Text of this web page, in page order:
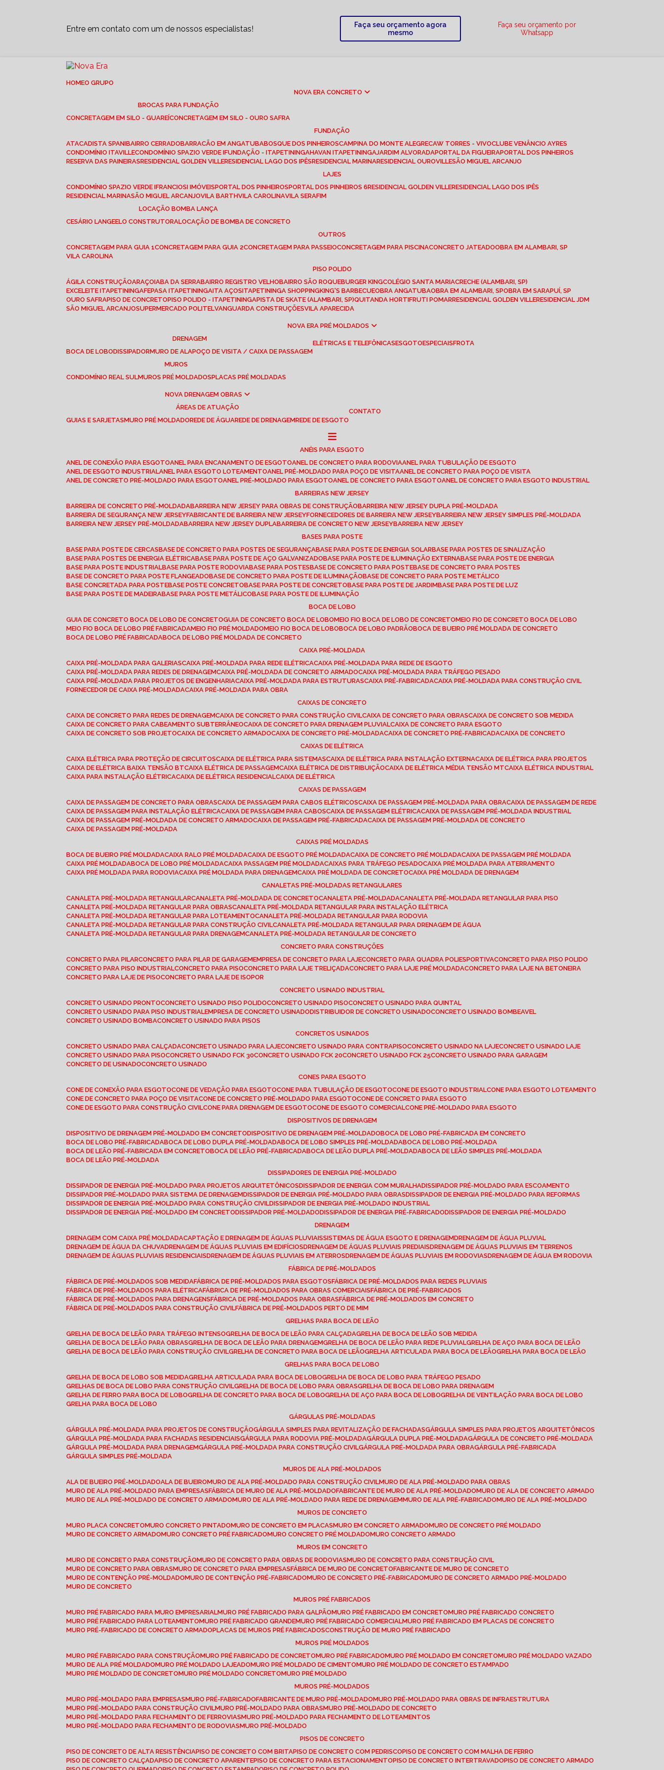
Entre em contato com um de nossos especialistas!
Faça seu orçamento agora
mesmo
Faça seu orçamento por
Whatsapp
HOME
O GRUPO
NOVA ERA CONCRETO
BROCAS PARA FUNDAÇÃO
CONCRETAGEM EM SILO - GUAREÍ CONCRETAGEM EM SILO - OURO SAFRA
FUNDAÇÃO
ATACADISTA SPANI BAIRRO CERRADO BARRACÃO EM ANGATUBA BOSQUE DOS PINHEIROS CAMPINA DO MONTE ALEGRE CAW TORRES - VIVO CLUBE VENÂNCIO AYRES
CONDOMÍNIO ITAVILLE CONDOMÍNIO SPAZIO VERDE I FUNDAÇÃO - ITAPETININGA HAVAN ITAPETININGA JARDIM ALVORADA PORTAL DA FIGUEIRA PORTAL DOS PINHEIROS
RESERVA DAS PAINEIRAS RESIDENCIAL GOLDEN VILLE RESIDENCIAL LAGO DOS IPÊS RESIDENCIAL MARINA RESIDENCIAL OUROVILLE SÃO MIGUEL ARCANJO
LAJES
CONDOMÍNIO SPAZIO VERDE I FRANCIOSI IMÓVEIS PORTAL DOS PINHEIROS PORTAL DOS PINHEIROS 6 RESIDENCIAL GOLDEN VILLE RESIDENCIAL LAGO DOS IPÊS
RESIDENCIAL MARINA SÃO MIGUEL ARCANJO VILA BARTH VILA CAROLINA VILA SERAFIM
LOCAÇÃO BOMBA LANÇA
CESÁRIO LANGE ELO CONSTRUTORA LOCAÇÃO DE BOMBA DE CONCRETO
OUTROS
CONCRETAGEM PARA GUIA 1 CONCRETAGEM PARA GUIA 2 CONCRETAGEM PARA PASSEIO CONCRETAGEM PARA PISCINA CONCRETO JATEADO
OBRA EM ALAMBARI, SP
VILA CAROLINA
PISO POLIDO
ÁGILA CONSTRUÇÃO ARAÇOIABA DA SERRA BAIRRO REGISTRO VELHO BAIRRO SÃO ROQUE BURGER KING COLÉGIO SANTA MARIA CRECHE (ALAMBARI, SP)
EXCELEITE ITAPETININGA FEPASA ITAPETININGA ITA AÇOS ITAPETININGA SHOPPING KING'S BARBECUE OBRA ANGATUBA OBRA EM ALAMBARI, SP
OBRA EM SARAPUÍ, SP
OURO SAFRA PISO DE CONCRETO PISO POLIDO - ITAPETININGA PISTA DE SKATE (ALAMBARI, SP) QUITANDA HORTIFRUTI POMAR RESIDENCIAL GOLDEN VILLE RESIDENCIAL JDM
SÃO MIGUEL ARCANJO SUPERMERCADO POLITEL VANGUARDA CONSTRUÇÕES VILA APARECIDA
NOVA ERA PRÉ MOLDADOS
DRENAGEM
BOCA DE LOBO DISSIPADOR MURO DE ALA POÇO DE VISITA / CAIXA DE PASSAGEM
ELÉTRICAS E TELEFÔNICAS ESGOTO ESPECIAIS FROTA
MUROS
CONDOMÍNIO REAL SUL
MUROS PRÉ MOLDADOS PLACAS PRÉ MOLDADAS
NOVA DRENAGEM OBRAS
ÁREAS DE ATUAÇÃO
GUIAS E SARJETAS
MURO PRÉ MOLDADO REDE DE ÁGUA REDE DE DRENAGEM REDE DE ESGOTO
CONTATO
ANÉIS PARA ESGOTO
ANEL DE CONEXÃO PARA ESGOTO ANEL PARA ENCANAMENTO DE ESGOTO ANEL DE CONCRETO PARA RODOVIA ANEL PARA TUBULAÇÃO DE ESGOTO
ANEL DE ESGOTO INDUSTRIAL ANEL PARA ESGOTO LOTEAMENTO ANEL PRÉ-MOLDADO PARA POÇO DE VISITA ANEL DE CONCRETO PARA POÇO DE VISITA
ANEL DE CONCRETO PRÉ-MOLDADO PARA ESGOTO ANEL PRÉ-MOLDADO PARA ESGOTO ANEL DE CONCRETO PARA ESGOTO ANEL DE CONCRETO PARA ESGOTO INDUSTRIAL
BARREIRAS NEW JERSEY
BARREIRA DE CONCRETO PRÉ-MOLDADA BARREIRA NEW JERSEY PARA OBRAS DE CONSTRUÇÃO BARREIRA NEW JERSEY DUPLA PRÉ-MOLDADA
BARREIRA DE SEGURANÇA NEW JERSEY FABRICANTE DE BARREIRA NEW JERSEY FORNECEDORES DE BARREIRA NEW JERSEY BARREIRA NEW JERSEY SIMPLES PRÉ-MOLDADA
BARREIRA NEW JERSEY PRÉ-MOLDADA BARREIRA NEW JERSEY DUPLA BARREIRA DE CONCRETO NEW JERSEY BARREIRA NEW JERSEY
BASES PARA POSTE
BASE PARA POSTE DE CERCAS BASE DE CONCRETO PARA POSTES DE SEGURANÇA BASE PARA POSTE DE ENERGIA SOLAR BASE PARA POSTES DE SINALIZAÇÃO
BASE PARA POSTES DE ENERGIA ELÉTRICA BASE PARA POSTE DE AÇO GALVANIZADO BASE PARA POSTE DE ILUMINAÇÃO EXTERNA BASE PARA POSTE DE ENERGIA
BASE PARA POSTE INDUSTRIAL BASE PARA POSTE RODOVIA BASE PARA POSTES BASE DE CONCRETO PARA POSTE BASE DE CONCRETO PARA POSTES
BASE DE CONCRETO PARA POSTE FLANGEADO BASE DE CONCRETO PARA POSTE DE ILUMINAÇÃO BASE DE CONCRETO PARA POSTE METÁLICO
BASE CONCRETADA PARA POSTE BASE POSTE CONCRETO BASE PARA POSTE DE CONCRETO BASE PARA POSTE DE JARDIM BASE PARA POSTE DE LUZ
BASE PARA POSTE DE MADEIRA BASE PARA POSTE METÁLICO BASE PARA POSTE DE ILUMINAÇÃO
BOCA DE LOBO
GUIA DE CONCRETO BOCA DE LOBO DE CONCRETO
GUIA DE CONCRETO BOCA DE LOBO MEIO FIO BOCA DE LOBO DE CONCRETO
MEIO FIO DE CONCRETO BOCA DE LOBO
MEIO FIO BOCA DE LOBO PRÉ FABRICADA
MEIO FIO PRÉ MOLDADO MEIO FIO BOCA DE LOBO BOCA DE LOBO PADRÃO BOCA DE BUEIRO PRÉ MOLDADA DE CONCRETO
BOCA DE LOBO PRÉ FABRICADA BOCA DE LOBO PRÉ MOLDADA DE CONCRETO
CAIXA PRÉ-MOLDADA
CAIXA PRÉ-MOLDADA PARA GALERIAS CAIXA PRÉ-MOLDADA PARA REDE ELÉTRICA CAIXA PRÉ-MOLDADA PARA REDE DE ESGOTO
CAIXA PRÉ-MOLDADA PARA REDES DE DRENAGEM CAIXA PRÉ-MOLDADA DE CONCRETO ARMADO CAIXA PRÉ-MOLDADA PARA TRÁFEGO PESADO
CAIXA PRÉ-MOLDADA PARA PROJETOS DE ENGENHARIA CAIXA PRÉ-MOLDADA PARA ESTRUTURAS CAIXA PRÉ-FABRICADA CAIXA PRÉ-MOLDADA PARA CONSTRUÇÃO CIVIL
FORNECEDOR DE CAIXA PRÉ-MOLDADA CAIXA PRÉ-MOLDADA PARA OBRA
CAIXAS DE CONCRETO
CAIXA DE CONCRETO PARA REDES DE DRENAGEM CAIXA DE CONCRETO PARA CONSTRUÇÃO CIVIL CAIXA DE CONCRETO PARA OBRAS CAIXA DE CONCRETO SOB MEDIDA
CAIXA DE CONCRETO PARA CABEAMENTO SUBTERRÂNEO CAIXA DE CONCRETO PARA DRENAGEM PLUVIAL CAIXA DE CONCRETO PARA ESGOTO
CAIXA DE CONCRETO SOB PROJETO CAIXA DE CONCRETO ARMADO CAIXA DE CONCRETO PRÉ-MOLDADA CAIXA DE CONCRETO PRÉ-FABRICADA CAIXA DE CONCRETO
CAIXAS DE ELÉTRICA
CAIXA ELÉTRICA PARA PROTEÇÃO DE CIRCUITOS CAIXA DE ELÉTRICA PARA SISTEMAS CAIXA DE ELÉTRICA PARA INSTALAÇÃO EXTERNA CAIXA DE ELÉTRICA PARA PROJETOS
CAIXA DE ELÉTRICA BAIXA TENSÃO BT CAIXA ELÉTRICA DE PASSAGEM CAIXA ELÉTRICA DE DISTRIBUIÇÃO CAIXA DE ELÉTRICA MÉDIA TENSÃO MT CAIXA ELÉTRICA INDUSTRIAL
CAIXA PARA INSTALAÇÃO ELÉTRICA CAIXA DE ELÉTRICA RESIDENCIAL CAIXA DE ELÉTRICA
CAIXAS DE PASSAGEM
CAIXA DE PASSAGEM DE CONCRETO PARA OBRAS CAIXA DE PASSAGEM PARA CABOS ELÉTRICOS CAIXA DE PASSAGEM PRÉ-MOLDADA PARA OBRA CAIXA DE PASSAGEM DE REDE
CAIXA DE PASSAGEM PARA INSTALAÇÃO ELÉTRICA CAIXA DE PASSAGEM PARA CABOS CAIXA DE PASSAGEM ELÉTRICA CAIXA DE PASSAGEM PRÉ-MOLDADA INDUSTRIAL
CAIXA DE PASSAGEM PRÉ-MOLDADA DE CONCRETO ARMADO CAIXA DE PASSAGEM PRÉ-FABRICADA CAIXA DE PASSAGEM PRÉ-MOLDADA DE CONCRETO
CAIXA DE PASSAGEM PRÉ-MOLDADA
CAIXAS PRÉ MOLDADAS
BOCA DE BUEIRO PRÉ MOLDADA CAIXA RALO PRÉ MOLDADA CAIXA DE ESGOTO PRÉ MOLDADA CAIXA DE CONCRETO PRÉ MOLDADA CAIXA DE PASSAGEM PRÉ MOLDADA
CAIXA PRÉ MOLDADA BOCA DE LOBO PRÉ MOLDADA CAIXA PASSAGEM PRÉ MOLDADA CAIXAS PARA TRÁFEGO PESADO CAIXA PRÉ MOLDADA PARA ATERRAMENTO
CAIXA PRÉ MOLDADA PARA RODOVIA CAIXA PRÉ MOLDADA PARA DRENAGEM CAIXA PRÉ MOLDADA DE CONCRETO CAIXA PRÉ MOLDADA DE DRENAGEM
CANALETAS PRÉ-MOLDADAS RETANGULARES
CANALETA PRÉ-MOLDADA RETANGULAR CANALETA PRÉ-MOLDADA DE CONCRETO CANALETA PRÉ-MOLDADA CANALETA PRÉ-MOLDADA RETANGULAR PARA PISO
CANALETA PRÉ-MOLDADA RETANGULAR PARA OBRAS CANALETA PRÉ-MOLDADA RETANGULAR PARA INSTALAÇÃO ELÉTRICA
CANALETA PRÉ-MOLDADA RETANGULAR PARA LOTEAMENTO CANALETA PRÉ-MOLDADA RETANGULAR PARA RODOVIA
CANALETA PRÉ-MOLDADA RETANGULAR PARA CONSTRUÇÃO CIVIL CANALETA PRÉ-MOLDADA RETANGULAR PARA DRENAGEM DE ÁGUA
CANALETA PRÉ-MOLDADA RETANGULAR PARA DRENAGEM CANALETA PRÉ-MOLDADA RETANGULAR DE CONCRETO
CONCRETO PARA CONSTRUÇÕES
CONCRETO PARA PILAR CONCRETO PARA PILAR DE GARAGEM EMPRESA DE CONCRETO PARA LAJE CONCRETO PARA QUADRA POLIESPORTIVA CONCRETO PARA PISO POLIDO
CONCRETO PARA PISO INDUSTRIAL CONCRETO PARA PISO CONCRETO PARA LAJE TRELIÇADA CONCRETO PARA LAJE PRÉ MOLDADA CONCRETO PARA LAJE NA BETONEIRA
CONCRETO PARA LAJE DE PISO CONCRETO PARA LAJE DE ISOPOR
CONCRETO USINADO INDUSTRIAL
CONCRETO USINADO PRONTO CONCRETO USINADO PISO POLIDO CONCRETO USINADO PISO CONCRETO USINADO PARA QUINTAL
CONCRETO USINADO PARA PISO INDUSTRIAL EMPRESA DE CONCRETO USINADO DISTRIBUIDOR DE CONCRETO USINADO CONCRETO USINADO BOMBEAVEL
CONCRETO USINADO BOMBA CONCRETO USINADO PARA PISOS
CONCRETOS USINADOS
CONCRETO USINADO PARA CALÇADA CONCRETO USINADO PARA LAJE CONCRETO USINADO PARA CONTRAPISO CONCRETO USINADO NA LAJE CONCRETO USINADO LAJE
CONCRETO USINADO PARA PISO CONCRETO USINADO FCK 30 CONCRETO USINADO FCK 20 CONCRETO USINADO FCK 25 CONCRETO USINADO PARA GARAGEM
CONCRETO DE USINADO CONCRETO USINADO
CONES PARA ESGOTO
CONE DE CONEXÃO PARA ESGOTO CONE DE VEDAÇÃO PARA ESGOTO CONE PARA TUBULAÇÃO DE ESGOTO CONE DE ESGOTO INDUSTRIAL CONE PARA ESGOTO LOTEAMENTO
CONE DE CONCRETO PARA POÇO DE VISITA CONE DE CONCRETO PRÉ-MOLDADO PARA ESGOTO CONE DE CONCRETO PARA ESGOTO
CONE DE ESGOTO PARA CONSTRUÇÃO CIVIL CONE PARA DRENAGEM DE ESGOTO CONE DE ESGOTO COMERCIAL CONE PRÉ-MOLDADO PARA ESGOTO
DISPOSITIVOS DE DRENAGEM
DISPOSITIVO DE DRENAGEM PRÉ-MOLDADO EM CONCRETO DISPOSITIVO DE DRENAGEM PRÉ-MOLDADO BOCA DE LOBO PRÉ-FABRICADA EM CONCRETO
BOCA DE LOBO PRÉ-FABRICADA BOCA DE LOBO DUPLA PRÉ-MOLDADA BOCA DE LOBO SIMPLES PRÉ-MOLDADA BOCA DE LOBO PRÉ-MOLDADA
BOCA DE LEÃO PRÉ-FABRICADA EM CONCRETO BOCA DE LEÃO PRÉ-FABRICADA BOCA DE LEÃO DUPLA PRÉ-MOLDADA BOCA DE LEÃO SIMPLES PRÉ-MOLDADA
BOCA DE LEÃO PRÉ-MOLDADA
DISSIPADORES DE ENERGIA PRÉ-MOLDADO
DISSIPADOR DE ENERGIA PRÉ-MOLDADO PARA PROJETOS ARQUITETÔNICOS DISSIPADOR DE ENERGIA COM MURALHA DISSIPADOR PRÉ-MOLDADO PARA ESCOAMENTO
DISSIPADOR PRÉ-MOLDADO PARA SISTEMA DE DRENAGEM DISSIPADOR DE ENERGIA PRÉ-MOLDADO PARA OBRAS DISSIPADOR DE ENERGIA PRÉ-MOLDADO PARA REFORMAS
DISSIPADOR DE ENERGIA PRÉ-MOLDADO PARA CONSTRUÇÃO CIVIL DISSIPADOR DE ENERGIA PRÉ-MOLDADO INDUSTRIAL
DISSIPADOR DE ENERGIA PRÉ-MOLDADO EM CONCRETO DISSIPADOR PRÉ-MOLDADO DISSIPADOR DE ENERGIA PRÉ-FABRICADO DISSIPADOR DE ENERGIA PRÉ-MOLDADO
DRENAGEM
DRENAGEM COM CAIXA PRÉ MOLDADA CAPTAÇÃO E DRENAGEM DE ÁGUAS PLUVIAIS SISTEMAS DE ÁGUA ESGOTO E DRENAGEM DRENAGEM DE ÁGUA PLUVIAL
DRENAGEM DE ÁGUA DA CHUVA DRENAGEM DE ÁGUAS PLUVIAIS EM EDIFÍCIOS DRENAGEM DE ÁGUAS PLUVIAIS PREDIAIS DRENAGEM DE ÁGUAS PLUVIAIS EM TERRENOS
DRENAGEM DE ÁGUAS PLUVIAIS RESIDENCIAIS DRENAGEM DE ÁGUAS PLUVIAIS EM ATERROS DRENAGEM DE ÁGUAS PLUVIAIS EM RODOVIAS DRENAGEM DE ÁGUA EM RODOVIA
FÁBRICA DE PRÉ-MOLDADOS
FÁBRICA DE PRÉ-MOLDADOS SOB MEDIDA FÁBRICA DE PRÉ-MOLDADOS PARA ESGOTOS FÁBRICA DE PRÉ-MOLDADOS PARA REDES PLUVIAIS
FÁBRICA DE PRÉ-MOLDADOS PARA ELÉTRICA FÁBRICA DE PRÉ-MOLDADOS PARA OBRAS COMERCIAIS FÁBRICA DE PRÉ-FABRICADOS
FÁBRICA DE PRÉ-MOLDADOS PARA DRENAGENS FÁBRICA DE PRÉ-MOLDADOS PARA OBRAS FÁBRICA DE PRÉ-MOLDADOS EM CONCRETO
FÁBRICA DE PRÉ-MOLDADOS PARA CONSTRUÇÃO CIVIL FÁBRICA DE PRÉ-MOLDADOS PERTO DE MIM
GRELHAS PARA BOCA DE LEÃO
GRELHA DE BOCA DE LEÃO PARA TRÁFEGO INTENSO
GRELHA DE BOCA DE LEÃO PARA CALÇADA
GRELHA DE BOCA DE LEÃO SOB MEDIDA
GRELHA DE BOCA DE LEÃO PARA OBRAS
GRELHA DE BOCA DE LEÃO PARA DRENAGEM GRELHA DE BOCA DE LEÃO PARA REDE PLUVIAL
GRELHA DE AÇO PARA BOCA DE LEÃO
GRELHA DE BOCA DE LEÃO PARA CONSTRUÇÃO CIVIL
GRELHA DE CONCRETO PARA BOCA DE LEÃO GRELHA ARTICULADA PARA BOCA DE LEÃO
GRELHA PARA BOCA DE LEÃO
GRELHAS PARA BOCA DE LOBO
GRELHA DE BOCA DE LOBO SOB MEDIDA
GRELHA ARTICULADA PARA BOCA DE LOBO
GRELHA DE BOCA DE LOBO PARA TRÁFEGO PESADO
GRELHAS DE BOCA DE LOBO PARA CONSTRUÇÃO CIVIL
GRELHA DE BOCA DE LOBO PARA OBRAS
GRELHA DE BOCA DE LOBO PARA DRENAGEM
GRELHA DE FERRO PARA BOCA DE LOBO
GRELHA DE CONCRETO PARA BOCA DE LOBO GRELHA DE AÇO PARA BOCA DE LOBO
GRELHA DE VENTILAÇÃO PARA BOCA DE LOBO
GRELHA PARA BOCA DE LOBO
GÁRGULAS PRÉ-MOLDADAS
GÁRGULA PRÉ-MOLDADA PARA PROJETOS DE CONSTRUÇÃO
GÁRGULA SIMPLES PARA REVITALIZAÇÃO DE FACHADAS
GÁRGULA SIMPLES PARA PROJETOS ARQUITETÔNICOS
GÁRGULA PRÉ-MOLDADA PARA FACHADAS RESIDENCIAIS
GÁRGULA PARA RODOVIA PRÉ-MOLDADA GÁRGULA DUPLA PRÉ-MOLDADA
GÁRGULA DE CONCRETO PRÉ-MOLDADA
GÁRGULA PRÉ-MOLDADA PARA DRENAGEM
GÁRGULA PRÉ-MOLDADA PARA CONSTRUÇÃO CIVIL GÁRGULA PRÉ-MOLDADA PARA OBRA
GÁRGULA PRÉ-FABRICADA
GÁRGULA SIMPLES PRÉ-MOLDADA
MUROS DE ALA PRÉ-MOLDADOS
ALA DE BUEIRO PRÉ-MOLDADO ALA DE BUEIRO MURO DE ALA PRÉ-MOLDADO PARA CONSTRUÇÃO CIVIL
MURO DE ALA PRÉ-MOLDADO PARA OBRAS
MURO DE ALA PRÉ-MOLDADO PARA EMPRESAS FÁBRICA DE MURO DE ALA PRÉ-MOLDADO FABRICANTE DE MURO DE ALA PRÉ-MOLDADO
MURO DE ALA DE CONCRETO ARMADO
MURO DE ALA PRÉ-MOLDADO DE CONCRETO ARMADO
MURO DE ALA PRÉ-MOLDADO PARA REDE DE DRENAGEM MURO DE ALA PRÉ-FABRICADO
MURO DE ALA PRÉ-MOLDADO
MUROS DE CONCRETO
MURO PLACA CONCRETO
MURO CONCRETO PINTADO MURO DE CONCRETO EM PLACAS MURO EM CONCRETO ARMADO
MURO DE CONCRETO PRÉ MOLDADO
MURO DE CONCRETO ARMADO
MURO CONCRETO PRÉ FABRICADO MURO CONCRETO PRÉ MOLDADO
MURO CONCRETO ARMADO
MUROS EM CONCRETO
MURO DE CONCRETO PARA CONSTRUÇÃO
MURO DE CONCRETO PARA OBRAS DE RODOVIAS
MURO DE CONCRETO PARA CONSTRUÇÃO CIVIL
MURO DE CONCRETO PARA OBRAS
MURO DE CONCRETO PARA EMPRESAS FÁBRICA DE MURO DE CONCRETO FABRICANTE DE MURO DE CONCRETO
MURO DE CONTENÇÃO PRÉ-MOLDADO
MURO DE CONTENÇÃO PRÉ-FABRICADO MURO DE CONCRETO PRÉ-FABRICADO
MURO DE CONCRETO ARMADO PRÉ-MOLDADO
MURO DE CONCRETO
MUROS PRÉ FABRICADOS
MURO PRÉ FABRICADO PARA MURO EMPRESARIAL
MURO PRÉ FABRICADO PARA GALPÃO MURO PRÉ FABRICADO EM CONCRETO
MURO PRÉ FABRICADO CONCRETO
MURO PRÉ FABRICADO PARA LOTEAMENTO
MURO PRÉ FABRICADO GRANDE MURO PRÉ FABRICADO COMERCIAL
MURO PRÉ FABRICADO EM PLACAS DE CONCRETO
MURO PRÉ-FABRICADO DE CONCRETO ARMADO PLACAS DE MUROS PRÉ FABRICADOS CONSTRUÇÃO DE MURO PRÉ FABRICADO
MUROS PRÉ MOLDADOS
MURO PRÉ FABRICADO PARA CONSTRUÇÃO
MURO PRÉ FABRICADO DE CONCRETO MURO PRÉ FABRICADO MURO PRÉ MOLDADO EM CONCRETO
MURO PRÉ MOLDADO VAZADO
MURO DE ALA PRÉ MOLDADO
MURO PRÉ MOLDADO LAJEADO MURO PRÉ MOLDADO DE CIMENTO
MURO PRÉ MOLDADO DE CONCRETO ESTAMPADO
MURO PRÉ MOLDADO DE CONCRETO
MURO PRÉ MOLDADO CONCRETO
MURO PRÉ MOLDADO
MUROS PRÉ-MOLDADOS
MURO PRÉ-MOLDADO PARA EMPRESAS
MURO PRÉ-FABRICADO FABRICANTE DE MURO PRÉ-MOLDADO
MURO PRÉ-MOLDADO PARA OBRAS DE INFRAESTRUTURA
MURO PRÉ-MOLDADO PARA CONSTRUÇÃO CIVIL
MURO PRÉ-MOLDADO PARA OBRAS
MURO PRÉ-MOLDADO DE CONCRETO
MURO PRÉ-MOLDADO PARA FECHAMENTO DE FERROVIAS
MURO PRÉ-MOLDADO PARA FECHAMENTO DE LOTEAMENTOS
MURO PRÉ-MOLDADO PARA FECHAMENTO DE RODOVIAS
MURO PRÉ-MOLDADO
PISOS DE CONCRETO
PISO DE CONCRETO DE ALTA RESISTÊNCIA PISO DE CONCRETO COM BRITA PISO DE CONCRETO COM PEDRISCO PISO DE CONCRETO COM MALHA DE FERRO
PISO DE CONCRETO CALÇADA PISO DE CONCRETO APARENTE PISO DE CONCRETO PARA ESTACIONAMENTO PISO DE CONCRETO INTERTRAVADO PISO DE CONCRETO ARMADO